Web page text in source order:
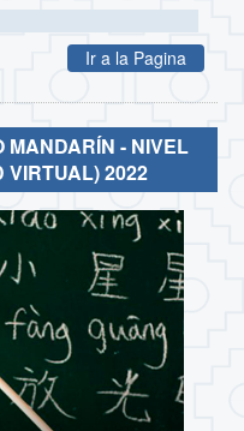
Ir a la Pagina
MANDARÍN - NIVEL
VIRTUAL) 2022